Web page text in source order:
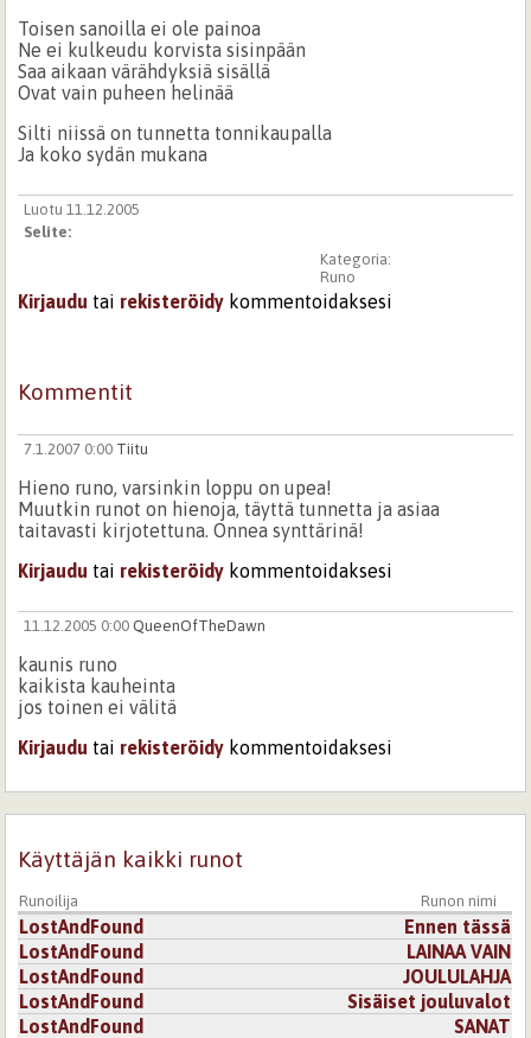
Toisen sanoilla ei ole painoa
Ne ei kulkeudu korvista sisinpään
Saa aikaan värähdyksiä sisällä
Ovat vain puheen helinää
Silti niissä on tunnetta tonnikaupalla
Ja koko sydän mukana
Luotu 11.12.2005
Selite:
Kategoria:
Runo
Kirjaudu tai rekisteröidy kommentoidaksesi
Kommentit
7.1.2007 0:00 Tiitu
Hieno runo, varsinkin loppu on upea!
Muutkin runot on hienoja, täyttä tunnetta ja asiaa
taitavasti kirjotettuna. Onnea synttärinä!
Kirjaudu tai rekisteröidy kommentoidaksesi
11.12.2005 0:00 QueenOfTheDawn
kaunis runo
kaikista kauheinta
jos toinen ei välitä
Kirjaudu tai rekisteröidy kommentoidaksesi
Käyttäjän kaikki runot
Runoilija Runon nimi
LostAndFound
Ennen tässä
LostAndFound
LAINAA VAIN
LostAndFound
JOULULAHJA
LostAndFound
Sisäiset jouluvalot
LostAndFound
SANAT